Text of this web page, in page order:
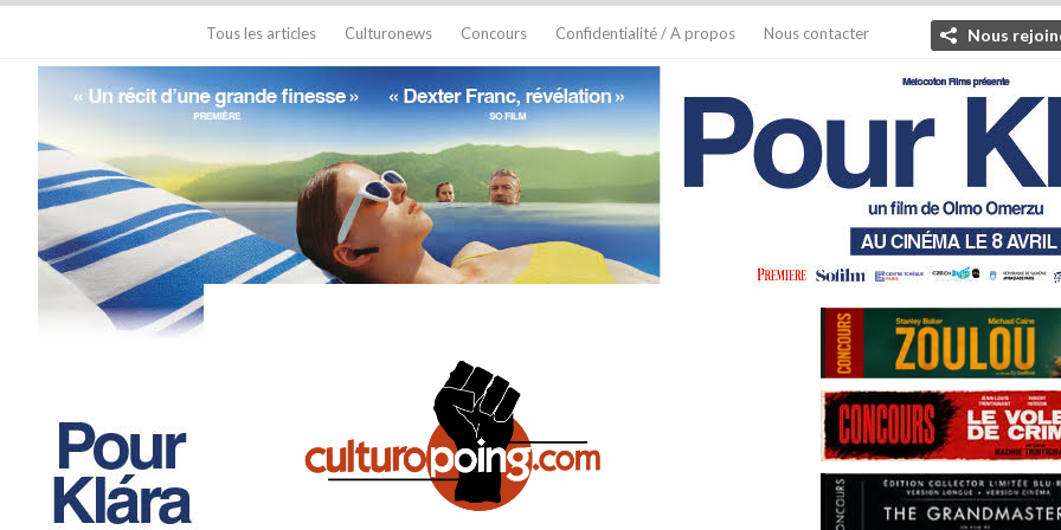
Tous les articles Culturonews Concours Confidentialité / A propos Nous contacter Nous